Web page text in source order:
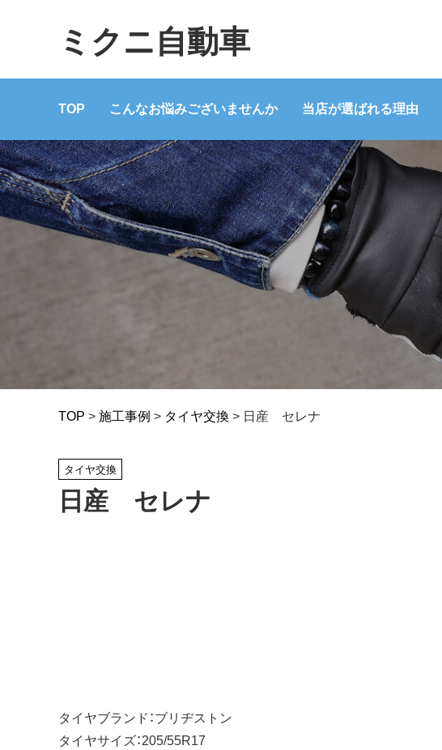
ミクニ自動車
TOP こんなお悩みございませんか 当店が選ばれる理由
TOP >施工事例 > タイヤ交換 > 日産 セレナ
タイヤ交換
日産 セレナ
タイヤブランド：ブリヂストン
タイヤサイズ：205/55R17